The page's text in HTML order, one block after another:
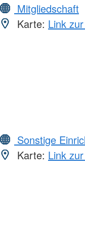
Mitgliedschaft
Karte: Link
Sonstige
Karte: Link